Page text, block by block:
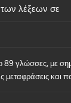
λέξεων σε
89 γλώσσες, με
μεταφράσεις και